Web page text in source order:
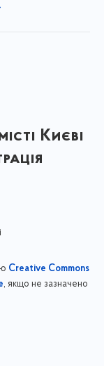
Києві
Creative Commons
, якщо не зазначено